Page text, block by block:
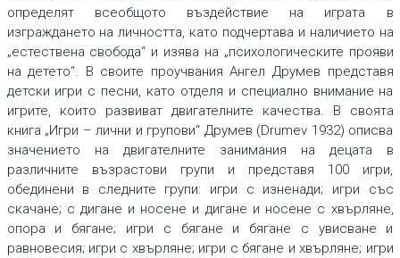
определят всеобщото въздействие на играта в
изграждането на личността, като подчертава и наличието на
„естествена свобода“ и изява на „психологическите прояви
на детето“. В своите проучвания Ангел Друмев представя
детски игри с песни, като отделя и специално внимание на
игрите, които развиват двигателните качества. В своята
книга „Игри – лични и групови“ Друмев (Drumev 1932) описва
значението на двигателните занимания на децата в
различните възрастови групи и представя 100 игри,
обединени в следните групи: игри с изненади; игри със
скачане; с дигане и носене и дигане и носене с хвърляне,
опора и бягане; игри с бягане и бягане с увисване и
равновесия; игри с хвърляне; игри с бягане и хвърляне; игри